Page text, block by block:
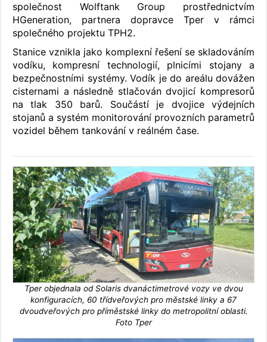
společnost Wolftank Group prostřednictvím
HGeneration, partnera dopravce Tper v rámci
společného projektu TPH2.
Stanice vznikla jako komplexní řešení se skladováním
vodíku, kompresní technologií, plnicími stojany a
bezpečnostními systémy. Vodík je do areálu dovážen
cisternami a následně stlačován dvojicí kompresorů
na tlak 350 barů. Součástí je dvojice výdejních
stojanů a systém monitorování provozních parametrů
vozidel během tankování v reálném čase.
Tper objednala od Solaris dvanáctimetrové vozy ve dvou
konfiguracích, 60 třídveřových pro městské linky a 67
dvoudveřových pro příměstské linky do metropolitní oblasti.
Foto Tper